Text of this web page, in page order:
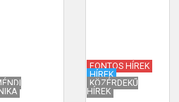
FONTOS HÍREK
HÍREK
KÖZÉRDEKŰ
HÍREK